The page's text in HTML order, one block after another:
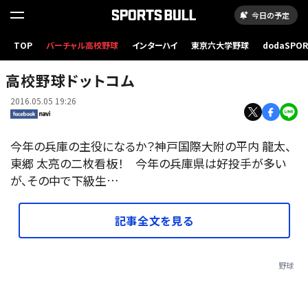
今日の予定
TOP バーチャル高校野球 インターハイ 東京六大学野球
高校野球ドットコム
2016.05.05 19:26
今年の兵庫の主役になるか？神戸国際大附の平内 龍太、
東郷 太亮の二枚看板！ 今年の兵庫県は好投手が多い
が、その中で下級生…
記事全文を見る
野球